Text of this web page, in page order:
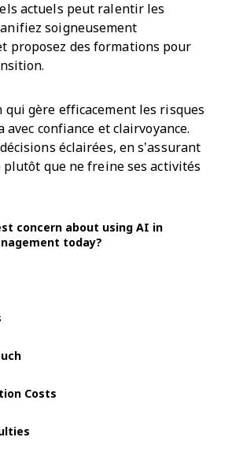
actuels peut ralentir les
soigneusement
proposez des formations pour
qui gère efficacement les risques
avec confiance et clairvoyance.
éclairées, en s’assurant
plutôt que ne freine ses activités
concern about using AI in
today?
Costs